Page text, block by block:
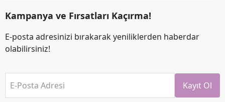
Kampanya ve Fırsatları Kaçırma!
E-posta adresinizi bırakarak yeniliklerden haberdar
olabilirsiniz!
E-Posta Adresi Kayıt Ol